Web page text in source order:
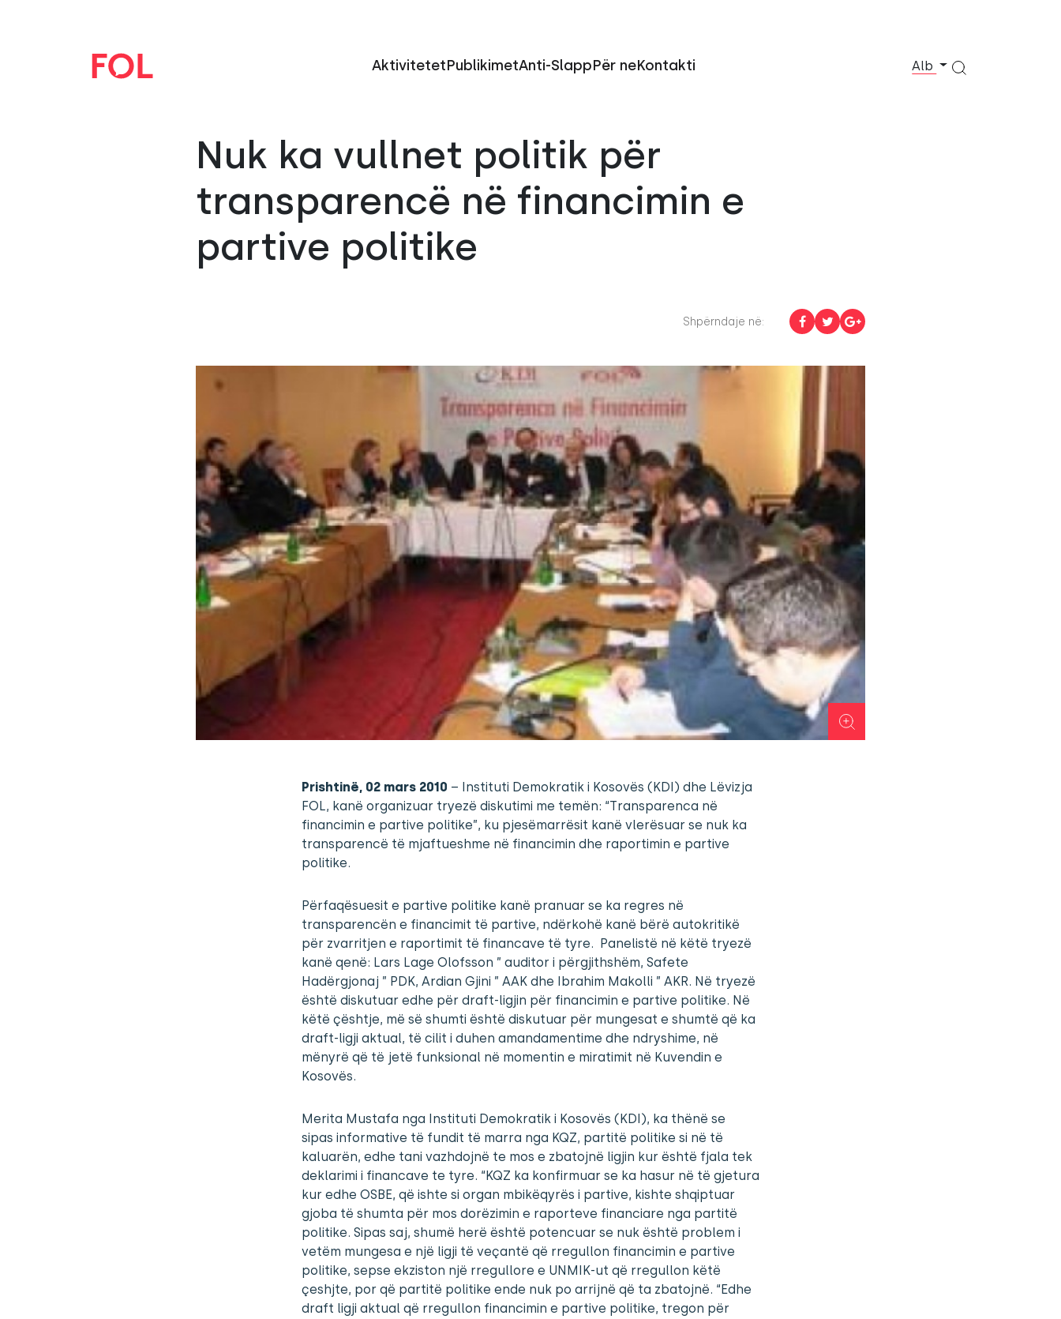
AktivitetetPublikimetAnti-SlappPër neKontakti Alb
Nuk ka vullnet politik për
transparencë në financimin e
partive politike
Shpërndaje në:
Prishtinë, 02 mars 2010 – Instituti Demokratik i Kosovës (KDI) dhe Lëvizja
FOL, kanë organizuar tryezë diskutimi me temën: “Transparenca në
financimin e partive politike”, ku pjesëmarrësit kanë vlerësuar se nuk ka
transparencë të mjaftueshme në financimin dhe raportimin e partive
politike.
Përfaqësuesit e partive politike kanë pranuar se ka regres në
transparencën e financimit të partive, ndërkohë kanë bërë autokritikë
për zvarritjen e raportimit të financave të tyre. Panelistë në këtë tryezë
kanë qenë: Lars Lage Olofsson ” auditor i përgjithshëm, Safete
Hadërgjonaj ” PDK, Ardian Gjini ” AAK dhe Ibrahim Makolli ” AKR. Në tryezë
është diskutuar edhe për draft-ligjin për financimin e partive politike. Në
këtë çështje, më së shumti është diskutuar për mungesat e shumtë që ka
draft-ligji aktual, të cilit i duhen amandamentime dhe ndryshime, në
mënyrë që të jetë funksional në momentin e miratimit në Kuvendin e
Kosovës.
Merita Mustafa nga Instituti Demokratik i Kosovës (KDI), ka thënë se
sipas informative të fundit të marra nga KQZ, partitë politike si në të
kaluarën, edhe tani vazhdojnë te mos e zbatojnë ligjin kur është fjala tek
deklarimi i financave te tyre. “KQZ ka konfirmuar se ka hasur në të gjetura
kur edhe OSBE, që ishte si organ mbikëqyrës i partive, kishte shqiptuar
gjoba të shumta për mos dorëzimin e raporteve financiare nga partitë
politike. Sipas saj, shumë herë është potencuar se nuk është problem i
vetëm mungesa e një ligji të veçantë që rregullon financimin e partive
politike, sepse ekziston një rregullore e UNMIK-ut që rregullon këtë
çeshjte, por që partitë politike ende nuk po arrijnë që ta zbatojnë. “Edhe
draft ligji aktual që rregullon financimin e partive politike, tregon për